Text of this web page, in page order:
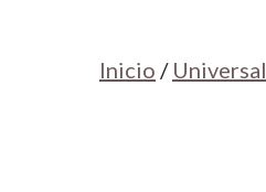
Inicio / Universal